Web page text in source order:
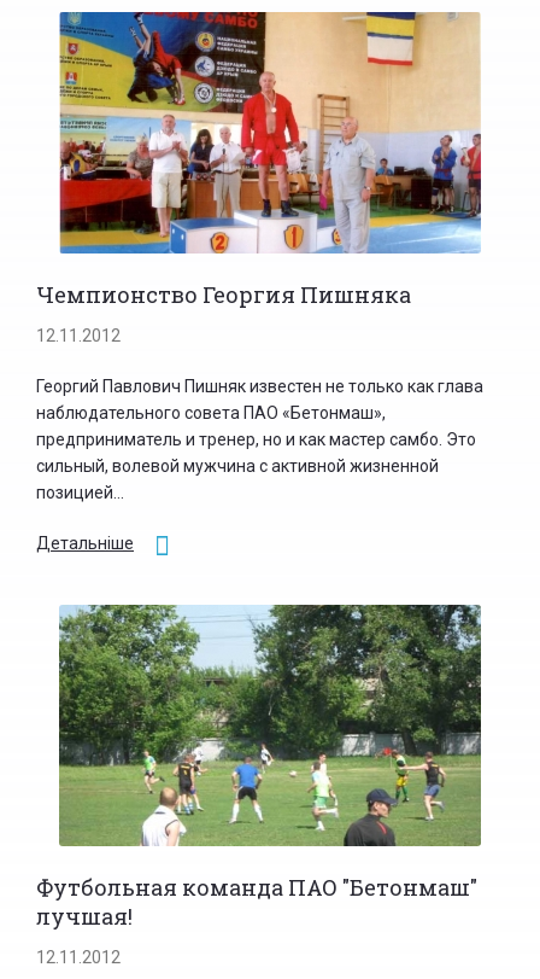
Чемпионство Георгия Пишняка
12.11.2012
Георгий Павлович Пишняк известен не только как глава
наблюдательного совета ПАО «Бетонмаш»,
предприниматель и тренер, но и как мастер самбо. Это
сильный, волевой мужчина с активной жизненной
позицией...
Детальніше
Футбольная команда ПАО "Бетонмаш"
лучшая!
12.11.2012